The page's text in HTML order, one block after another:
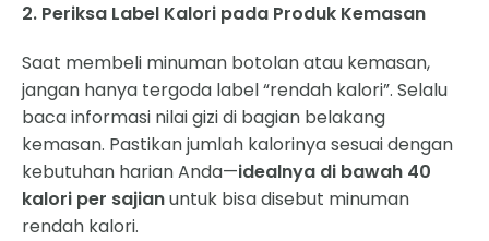
2. Periksa Label Kalori pada Produk Kemasan
Saat membeli minuman botolan atau kemasan,
jangan hanya tergoda label “rendah kalori”. Selalu
baca informasi nilai gizi di bagian belakang
kemasan. Pastikan jumlah kalorinya sesuai dengan
kebutuhan harian Anda—idealnya di bawah 40
kalori per sajianuntuk bisa disebut minuman
rendah kalori.